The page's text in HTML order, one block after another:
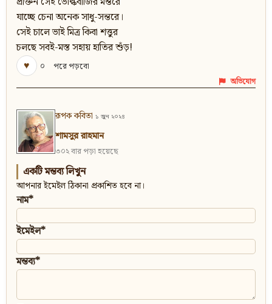
যাচ্ছে চেনা অনেক সাধু-সন্তরে।
সেই চালে ভাই মিত্র কিবা শত্তুর
চলছে সবই-মস্ত সহায় হাতির শুঁড়!
♥
০ পরে পড়বো
অভিযোগ
রূপক কবিতা ১ জুন ২০২৪
শামসুর রাহমান
৩০২ বার পড়া হয়েছে
একটি মন্তব্য লিখুন
আপনার ইমেইল ঠিকানা প্রকাশিত হবে না।
নাম*
ইমেইল*
মন্তব্য*